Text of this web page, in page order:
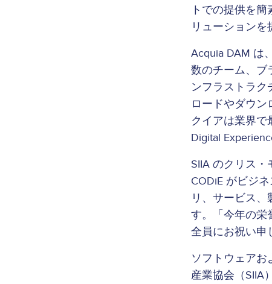
トでの提供を
リューションを
Acquia DAM は
数のチーム、ブ
ンフラストラク
ロードやダウ
クイアは業界で
Digital
SIIA のクリス・
CODiE がビジ
リ、サービス
す。「今年の栄
全員にお祝い申
ソフトウェアお
産業協会（SIIA